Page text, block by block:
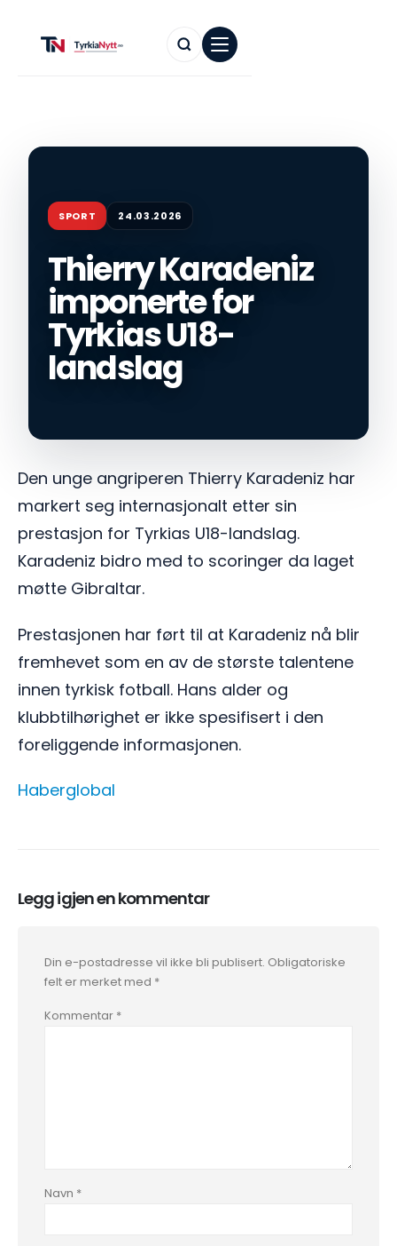
SPORT 24.03.2026
Thierry Karadeniz
imponerte for
Tyrkias U18-
landslag
Den unge angriperen Thierry Karadeniz har
markert seg internasjonalt etter sin
prestasjon for Tyrkias U18-landslag.
Karadeniz bidro med to scoringer da laget
møtte Gibraltar.
Prestasjonen har ført til at Karadeniz nå blir
fremhevet som en av de største talentene
innen tyrkisk fotball. Hans alder og
klubbtilhørighet er ikke spesifisert i den
foreliggende informasjonen.
Haberglobal
Legg igjen en kommentar
Din e-postadresse vil ikke bli publisert. Obligatoriske
felt er merket med *
Kommentar *
Navn *